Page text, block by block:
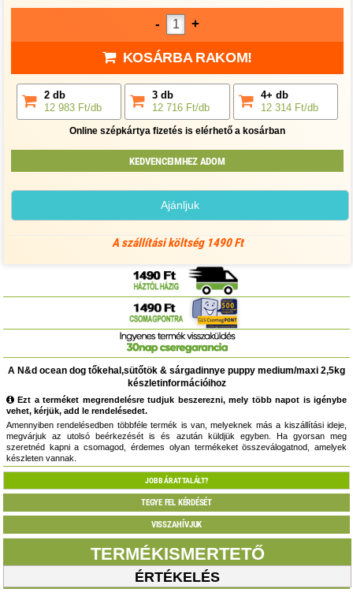
- +
KOSÁRBA RAKOM!
2 db
12 983 Ft/db
3 db
12 716 Ft/db
4+ db
12 314 Ft/db
Online szépkártya fizetés is elérhető a kosárban
KEDVENCEIMHEZ ADOM
Ajánljuk
A szállítási költség 1490 Ft
A N&d ocean dog tőkehal,sütőtök & sárgadinnye puppy medium/maxi 2,5kg
készletinformációihoz
Ezt a terméket megrendelésre tudjuk beszerezni, mely több napot is igénybe
vehet, kérjük, add le rendelésedet.
Amennyiben rendelésedben többféle termék is van, melyeknek más a kiszállítási ideje,
megvárjuk az utolsó beérkezését is és azután küldjük egyben. Ha gyorsan meg
szeretnéd kapni a csomagod, érdemes olyan termékeket összeválogatnod, amelyek
készleten vannak.
JOBB ÁRAT TALÁLT?
TEGYE FEL KÉRDÉSÉT
VISSZAHÍVJUK
TERMÉKISMERTETŐ
ÉRTÉKELÉS